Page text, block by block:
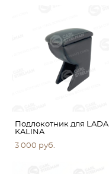
Подлокотник для LADA
KALINA
3 000 pуб.